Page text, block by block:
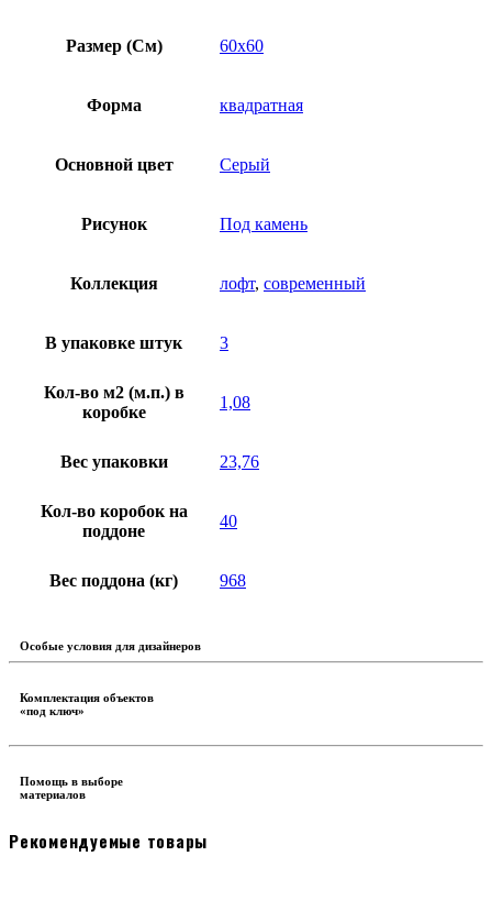
Размер (См) 60х60
Форма квадратная
Основной цвет Серый
Рисунок Под камень
Коллекция лофт, современный
В упаковке штук 3
Кол-во м2 (м.п.) в
коробке
1,08
Вес упаковки 23,76
Кол-во коробок на
поддоне
40
Вес поддона (кг) 968
Особые условия для дизайнеров
Комплектация объектов
«под ключ»
Помощь в выборе
материалов
Рекомендуемые товары